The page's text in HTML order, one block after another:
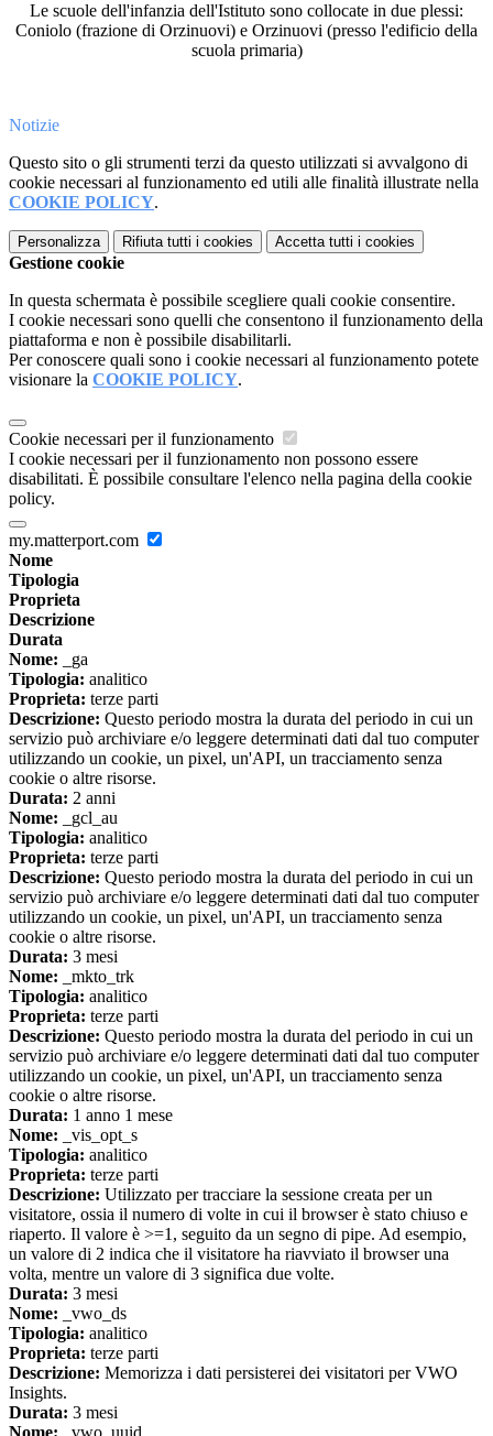
Le scuole dell'infanzia dell'Istituto sono collocate in due plessi:
Coniolo (frazione di Orzinuovi) e Orzinuovi (presso l'edificio della
scuola primaria)
Notizie
Questo sito o gli strumenti terzi da questo utilizzati si avvalgono di
cookie necessari al funzionamento ed utili alle finalità illustrate nella
COOKIE POLICY.
Personalizza Rifiuta tutti i cookies Accetta tutti i cookies
Gestione cookie
In questa schermata è possibile scegliere quali cookie consentire.
I cookie necessari sono quelli che consentono il funzionamento della
piattaforma e non è possibile disabilitarli.
Per conoscere quali sono i cookie necessari al funzionamento potete
visionare la COOKIE POLICY.
Cookie necessari per il funzionamento
I cookie necessari per il funzionamento non possono essere
disabilitati. È possibile consultare l'elenco nella pagina della cookie
policy.
my.matterport.com
Nome
Tipologia
Proprieta
Descrizione
Durata
Nome: _ga
Tipologia: analitico
Proprieta: terze parti
Descrizione: Questo periodo mostra la durata del periodo in cui un
servizio può archiviare e/o leggere determinati dati dal tuo computer
utilizzando un cookie, un pixel, un'API, un tracciamento senza
cookie o altre risorse.
Durata: 2 anni
Nome: _gcl_au
Tipologia: analitico
Proprieta: terze parti
Descrizione: Questo periodo mostra la durata del periodo in cui un
servizio può archiviare e/o leggere determinati dati dal tuo computer
utilizzando un cookie, un pixel, un'API, un tracciamento senza
cookie o altre risorse.
Durata: 3 mesi
Nome: _mkto_trk
Tipologia: analitico
Proprieta: terze parti
Descrizione: Questo periodo mostra la durata del periodo in cui un
servizio può archiviare e/o leggere determinati dati dal tuo computer
utilizzando un cookie, un pixel, un'API, un tracciamento senza
cookie o altre risorse.
Durata: 1 anno 1 mese
Nome: _vis_opt_s
Tipologia: analitico
Proprieta: terze parti
Descrizione: Utilizzato per tracciare la sessione creata per un
visitatore, ossia il numero di volte in cui il browser è stato chiuso e
riaperto. Il valore è >=1, seguito da un segno di pipe. Ad esempio,
un valore di 2 indica che il visitatore ha riavviato il browser una
volta, mentre un valore di 3 significa due volte.
Durata: 3 mesi
Nome: _vwo_ds
Tipologia: analitico
Proprieta: terze parti
Descrizione: Memorizza i dati persisterei dei visitatori per VWO
Insights.
Durata: 3 mesi